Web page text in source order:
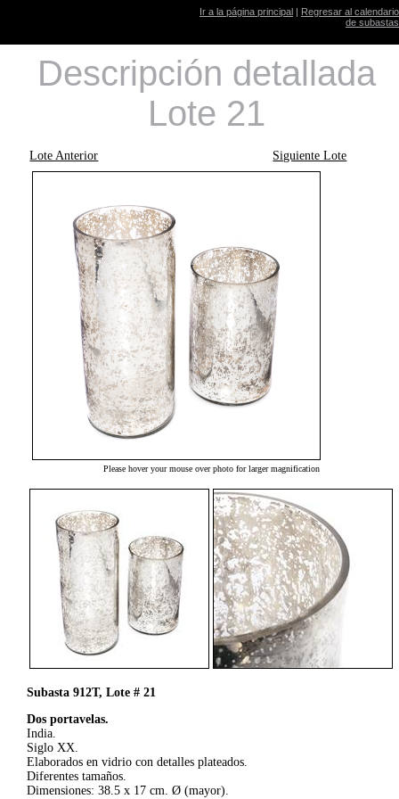
Ir a la página principal | Regresar al calendario
de subastas
Descripción detallada
Lote 21
Lote Anterior Siguiente Lote
Please hover your mouse over photo for larger magnification
Subasta 912T, Lote # 21
Dos portavelas.
India.
Siglo XX.
Elaborados en vidrio con detalles plateados.
Diferentes tamaños.
Dimensiones: 38.5 x 17 cm. Ø (mayor).